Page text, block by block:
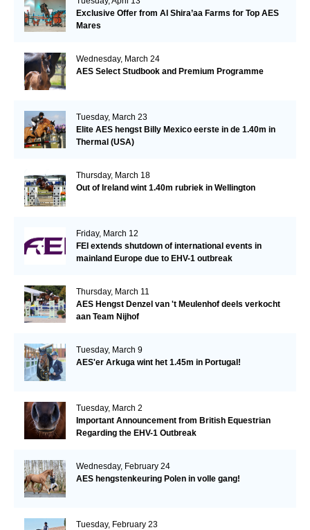
Exclusive Offer from Al Shira’aa Farms for Top AES
Mares
Wednesday, March 24
AES Select Studbook and Premium Programme
Tuesday, March 23
Elite AES hengst Billy Mexico eerste in de 1.40m in
Thermal (USA)
Thursday, March 18
Out of Ireland wint 1.40m rubriek in Wellington
Friday, March 12
FEI extends shutdown of international events in
mainland Europe due to EHV-1 outbreak
Thursday, March 11
AES Hengst Denzel van 't Meulenhof deels verkocht
aan Team Nijhof
Tuesday, March 9
AES'er Arkuga wint het 1.45m in Portugal!
Tuesday, March 2
Important Announcement from British Equestrian
Regarding the EHV-1 Outbreak
Wednesday, February 24
AES hengstenkeuring Polen in volle gang!
Tuesday, February 23